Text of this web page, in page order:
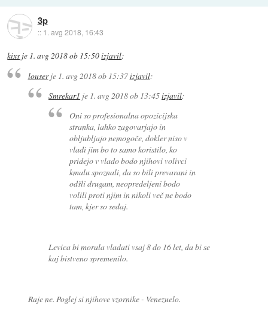
3p
:: 1. avg 2018, 16:43
kixs je 1. avg 2018 ob 15:50izjavil:
louserje 1. avg 2018 ob 15:37izjavil:
Smrekar1 je 1. avg 2018 ob 13:45izjavil:
Oni so profesionalna opozicijska
stranka, lahko zagovarjajo in
obljubljajo nemogoče, dokler niso v
vladi jim bo to samo koristilo, ko
pridejo v vlado bodo njihovi volivci
kmalu spoznali, da so bili prevarani in
odšli drugam, neopredeljeni bodo
volili proti njim in nikoli več ne bodo
tam, kjer so sedaj.
Levica bi morala vladati vsaj 8 do 16 let, da bi se
kaj bistveno spremenilo.
Raje ne. Poglej si njihove vzornike - Venezuelo.